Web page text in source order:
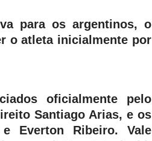
para os argentinos, o
o atleta inicialmente por
oficialmente pelo
Santiago Arias, e os
Everton Ribeiro. Vale